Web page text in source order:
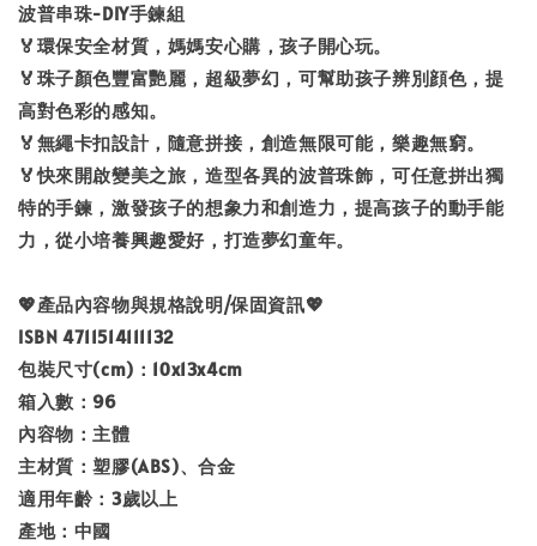
波普串珠-DIY手鍊組
🏅環保安全材質，媽媽安心購，孩子開心玩。
🏅珠子顏色豐富艷麗，超級夢幻，可幫助孩子辨別顔色，提
高對色彩的感知。
🏅無繩卡扣設計，隨意拼接，創造無限可能，樂趣無窮。
🏅快來開啟變美之旅，造型各異的波普珠飾，可任意拼出獨
特的手鍊，激發孩子的想象力和創造力，提高孩子的動手能
力，從小培養興趣愛好，打造夢幻童年。
💖產品內容物與規格說明/保固資訊💖
ISBN 4711514111132
包裝尺寸(cm)：10x13x4cm
箱入數：96
內容物：主體
主材質：塑膠(ABS)、合金
適用年齡：3歲以上
產地：中國